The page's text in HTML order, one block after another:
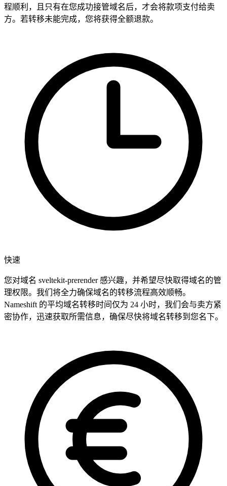
程顺利，且只有在您成功接管域名后，才会将款项支付给卖
方。若转移未能完成，您将获得全额退款。
快速
您对域名 sveltekit-prerender 感兴趣，并希望尽快取得域名的管
理权限。我们将全力确保域名的转移流程高效顺畅。
Nameshift 的平均域名转移时间仅为 24 小时，我们会与卖方紧
密协作，迅速获取所需信息，确保尽快将域名转移到您名下。